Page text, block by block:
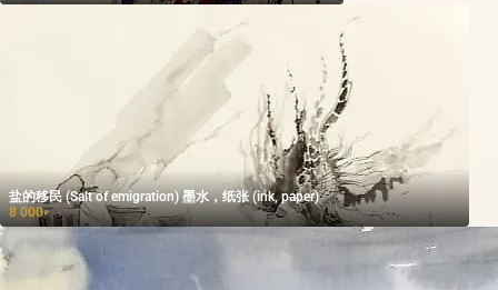
盐的移民 (Salt of emigration) 墨水，纸张 (ink, paper)
8 000₽